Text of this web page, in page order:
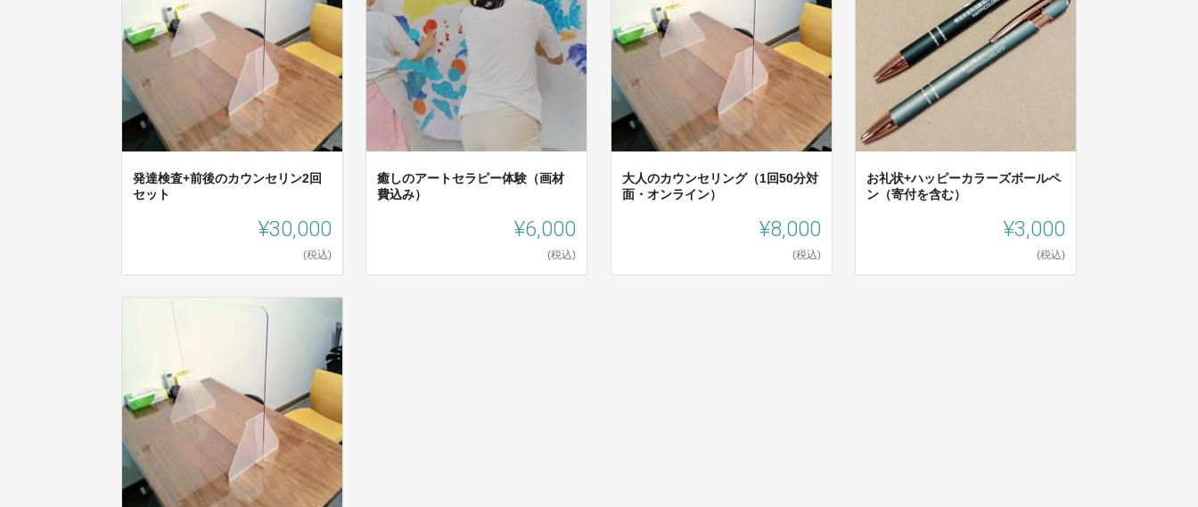
発達検査+前後のカウンセリン2回
セット
¥30,000
(税込)
癒しのアートセラピー体験（画材
費込み）
¥6,000
(税込)
大人のカウンセリング（1回50分対
面・オンライン）
¥8,000
(税込)
お礼状+ハッピーカラーズボールペ
ン（寄付を含む）
¥3,000
(税込)